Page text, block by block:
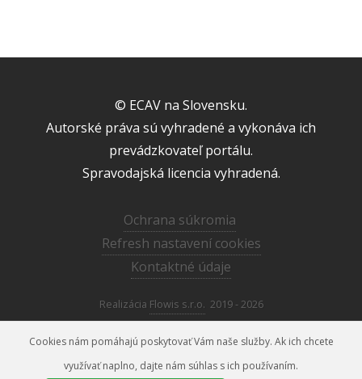
© ECAV na Slovensku.
Autorské práva sú vyhradené a vykonáva ich
prevádzkovateľ portálu.
Spravodajská licencia vyhradená.
Ochrana súkromia
Refresh nastavení cookies
Kontaktné údaje
Realizácia Flowis s.r.o. 2019 - 2026
media@ecav.sk 02/59 201 220
Cookies nám pomáhajú poskytovať Vám naše služby. Ak ich chcete
využívať naplno, dajte nám súhlas s ich používaním.